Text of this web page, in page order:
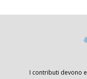
I contributi devono